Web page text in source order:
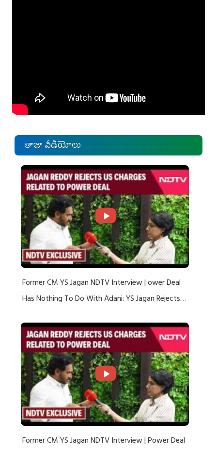
తాజా వీడియోలు
Former CM YS Jagan NDTV Interview | ower Deal
Has Nothing To Do With Adani: YS Jagan Rejects
Former CM YS Jagan NDTV Interview | Power Deal